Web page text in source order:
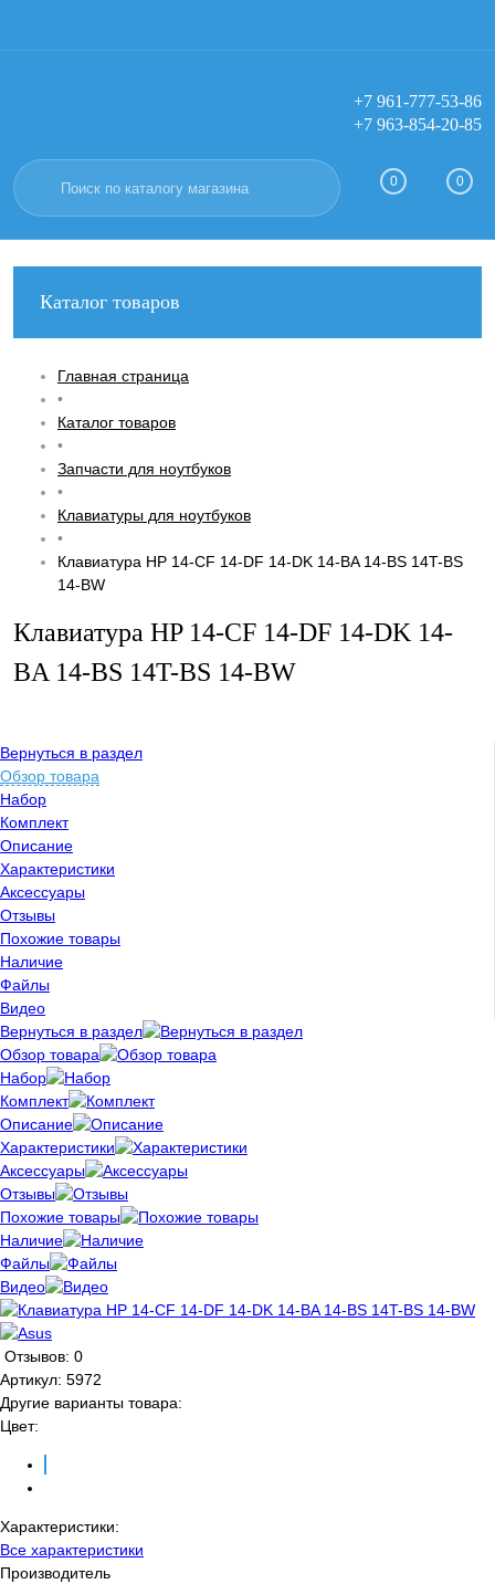
Вход Регистрация
+7 961-777-53-86
+7 963-854-20-85
0 0
Каталог товаров
Главная страница
•
Каталог товаров
•
Запчасти для ноутбуков
•
Клавиатуры для ноутбуков
•
Клавиатура HP 14-CF 14-DF 14-DK 14-BA 14-BS 14T-BS
14-BW
Клавиатура HP 14-CF 14-DF 14-DK 14-
BA 14-BS 14T-BS 14-BW
Вернуться в раздел
Обзор товара
Набор
Комплект
Описание
Характеристики
Аксессуары
Отзывы
Похожие товары
Наличие
Файлы
Видео
Вернуться в раздел
Обзор товара
Набор
Комплект
Описание
Характеристики
Аксессуары
Отзывы
Похожие товары
Наличие
Файлы
Видео
Отзывов: 0
Артикул: 5972
Другие варианты товара:
Цвет:
Характеристики:
Все характеристики
Производитель